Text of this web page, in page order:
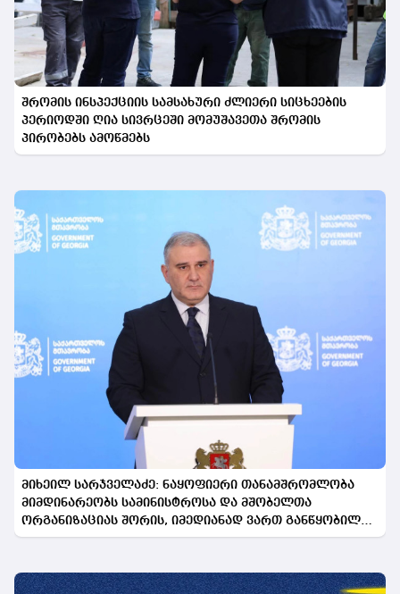
შრომის ინსპექციის სამსახური ძლიერი სიცხეების
პერიოდში ღია სივრცეში მომუშავეთა შრომის
პირობებს ამოწმებს
მიხეილ სარჯველაძე: ნაყოფიერი თანამშრომლობა
მიმდინარეობს სამინისტროსა და მშობელთა
ორგანიზაციას შორის, იმედიანად ვართ განწყობილი,
რომ პროგრამის გაფართოება საკეთილდღეო შედეგს